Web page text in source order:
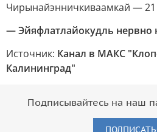
Чирынайэнничкиваамкай — 21
— Эйяфлатлайокудль нервно
Источник: Канал в МАКС
Калининград"
Подписывайтесь на наш